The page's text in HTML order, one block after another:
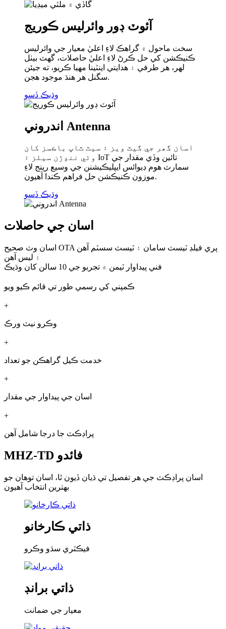
آئوٽ ڊور وائرليس ڪوريج
سخت ماحول ۾ گراهڪ لاءِ اعليٰ معيار جي وائرليس
ڪنيڪشن کي حل ڪرڻ لاءِ اعليٰ حاصلات، گهٽ بيٺل
لهر، هر طرفي ۽ هدايتي اينٽينا مهيا ڪريو، ته جيئن
سگنل هر هنڌ موجود هجن.
وڌيڪ ڏسو
اندروني Antenna
اسان گھر جي گيٽ ويز ۽ سيٽ ٽاپ باڪسز کان
وٺي ننڍڙن سيلز ۽ IoT تائين وڏي مقدار جي
سمارٽ ھوم ڊيوائس ايپليڪيشنن جي وسيع رينج لاءِ
موزون ڪنيڪشن حل فراهم ڪندا آھيون.
وڌيڪ ڏسو
اسان جي حاصلات
اسان وٽ صحيح OTA پري فيلڊ ٽيسٽ سامان ۽ ٽيسٽ سسٽم آهن
۽ ليس آهن
فني پيداوار ٽيمن ۾ تجربو جي 10 سالن کان وڌيڪ
ڪمپني کي رسمي طور تي قائم ڪيو ويو
+
وڪرو نيٽ ورڪ
+
خدمت ڪيل گراهڪن جو تعداد
+
اسان جي پيداوار جي مقدار
+
پراڊڪٽ جا درجا شامل آهن
MHZ-TD فائدو
اسان پراڊڪٽ جي هر تفصيل تي ڌيان ڏيون ٿا، اسان توهان جو
بهترين انتخاب آهيون
ذاتي ڪارخانو
فيڪٽري سڌو وڪرو
ذاتي برانڊ
معيار جي ضمانت